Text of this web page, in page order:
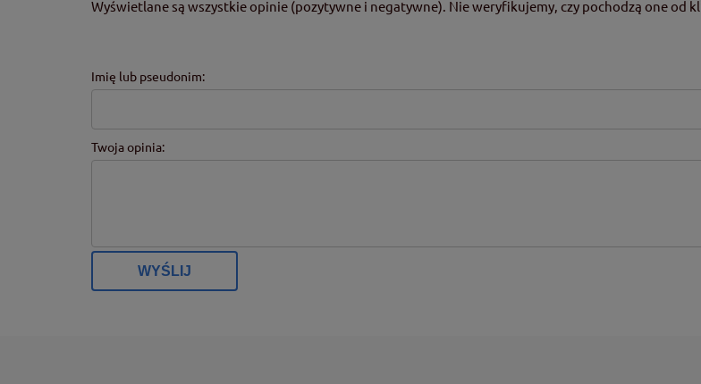
Wyświetlane są wszystkie opinie (pozytywne i negatywne). Nie weryfikujemy, czy pochodzą one od
Imię lub pseudonim:
Twoja opinia:
WYŚLIJ